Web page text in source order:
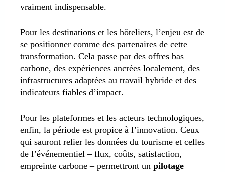
vraiment indispensable.
Pour les destinations et les hôteliers, l’enjeu est de
se positionner comme des partenaires de cette
transformation. Cela passe par des offres bas
carbone, des expériences ancrées localement, des
infrastructures adaptées au travail hybride et des
indicateurs fiables d’impact.
Pour les plateformes et les acteurs technologiques,
enfin, la période est propice à l’innovation. Ceux
qui sauront relier les données du tourisme et celles
de l’événementiel – flux, coûts, satisfaction,
empreinte carbone – permettront un pilotage